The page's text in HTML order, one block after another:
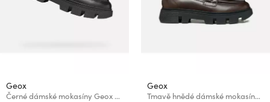
Geox
Černé dámské mokasíny Geox Vilde
Geox
Tmavě hnědé dámské mokasíny Geox Vilde